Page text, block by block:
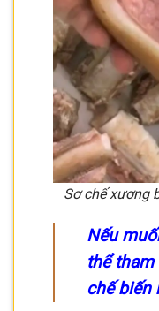
Sơ chế xương
Nếu
thể
chế biến